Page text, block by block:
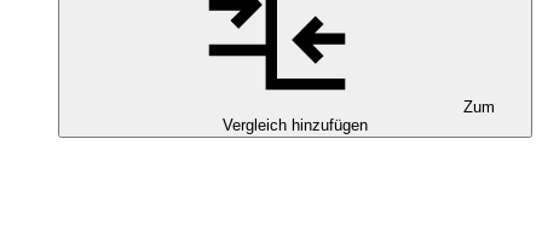
Zum
Vergleich hinzufügen